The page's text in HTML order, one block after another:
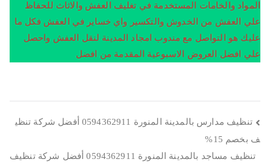
المواد والخامات المستخدمة في تغليف العفش والاثاث للحفاظ
علي العفش من الخدوش والتكسير واي خساير في العفش فكل ما
عليك هو التواصل مع مندوب امجاد المدينة لنقل العفش واحصل
علي افضل العروض الاسبوعية المقدمة من افضل
تصفّح
المقالات
تنظيف مدارس بالمدينة المنورة 0594362911 أفضل شركة تنظي
ف بخصم 15%
تنظيف مساجد بالمدينة المنورة 0594362911 أفضل شركة تنظيف